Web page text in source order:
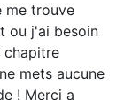
me trouve
ou j'ai besoin
chapitre
mets aucune
! Merci a